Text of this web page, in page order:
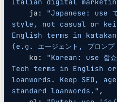
    ja:
"Japanese: use
style, not casual or
English terms in
(e.g. エージェント, プロン
    ko:
"Korean: use
Tech terms in English or
loanwords. Keep SEO,
standard loanwords." ,